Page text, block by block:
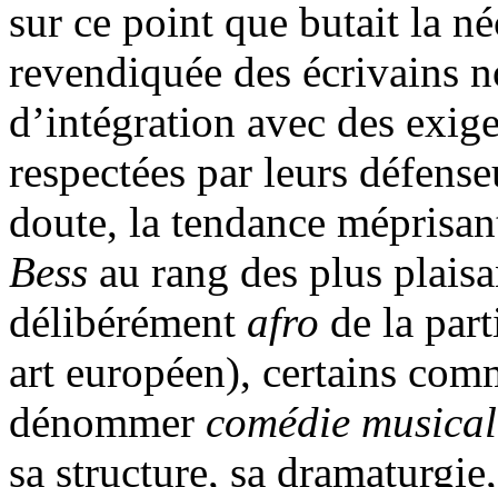
sur ce point que butait la
revendiquée des écrivains
d’intégration avec des
respectées par leurs
doute, la tendance
Bess au rang des plus
délibérément afro de la
art européen), certains
dénommer comédie
sa structure, sa